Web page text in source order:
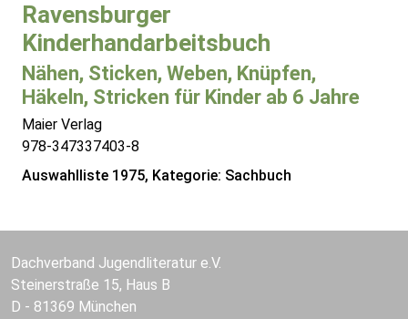
Ravensburger
Kinderhandarbeitsbuch
Nähen, Sticken, Weben, Knüpfen,
Häkeln, Stricken für Kinder ab 6 Jahre
Maier Verlag
978-347337403-8
Auswahlliste 1975, Kategorie: Sachbuch
Dachverband Jugendliteratur e.V.
Steinerstraße 15, Haus B
D - 81369 München